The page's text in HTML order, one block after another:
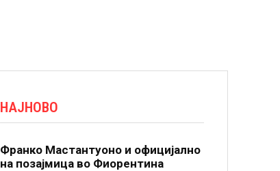
НАЈНОВО
Франко Мастантуоно и официјално
на позајмица во Фиорентина